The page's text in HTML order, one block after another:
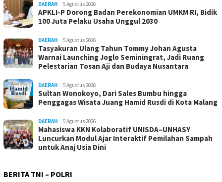
DAERAH 5 Agustus 2026
APKLI-P Dorong Badan Perekonomian UMKM RI, Bidik
100 Juta Pelaku Usaha Unggul 2030
DAERAH 5 Agustus 2026
Tasyakuran Ulang Tahun Tommy Johan Agusta
Warnai Launching Joglo Seminingrat, Jadi Ruang
Pelestarian Tosan Aji dan Budaya Nusantara
DAERAH 5 Agustus 2026
Sultan Wonokoyo, Dari Sales Bumbu hingga
Penggagas Wisata Juang Hamid Rusdi di Kota Malang
DAERAH 5 Agustus 2026
Mahasiswa KKN Kolaboratif UNISDA–UNHASY
Luncurkan Modul Ajar Interaktif Pemilahan Sampah
untuk Anaj Usia Dini
BERITA TNI – POLRI